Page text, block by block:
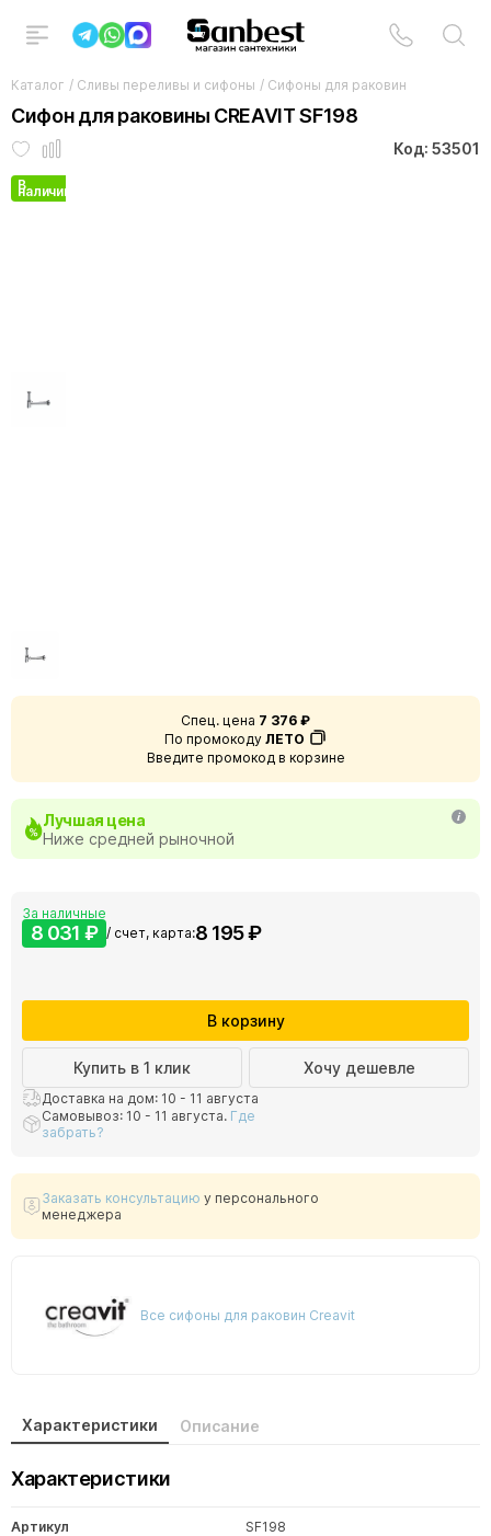
Каталог / Сливы переливы и сифоны / Сифоны для раковин
Сифон для раковины CREAVIT SF198
Код: 53501
В
наличии
Спец. цена 7 376 ₽
По промокоду ЛЕТО
Введите промокод в корзине
Лучшая цена
Ниже средней рыночной
За наличные
8 031 ₽ / счет, карта:8 195 ₽
В корзину
Купить в 1 клик Хочу дешевле
Доставка на дом: 10 - 11 августа
Самовывоз: 10 - 11 августа. Где
забрать?
Заказать консультацию у персонального
менеджера
Все сифоны для раковин Creavit
Характеристики Описание
Характеристики
Артикул SF198